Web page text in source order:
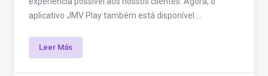
aplicativo JMV Play também está disponível ...
Leer Más